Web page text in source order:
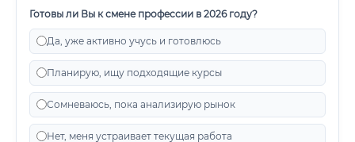
Готовы ли Вы к смене профессии в 2026 году?
Да, уже активно учусь и готовлюсь
Планирую, ищу подходящие курсы
Сомневаюсь, пока анализирую рынок
Нет, меня устраивает текущая работа